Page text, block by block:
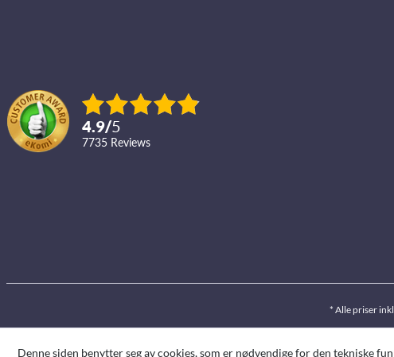
4.9/5
7735 reviews
* Alle priser
Denne siden benytter seg av cookies, som er nødvendige for den tekniske